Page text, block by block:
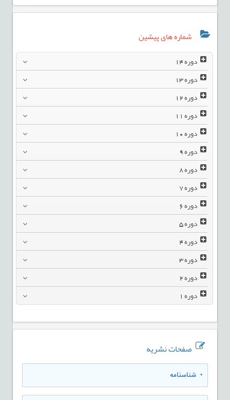
شماره های پیشین
دوره14
دوره13
دوره12
دوره11
دوره10
دوره9
دوره8
دوره7
دوره6
دوره5
دوره4
دوره3
دوره2
دوره1
صفحات نشریه
• شناسنامه